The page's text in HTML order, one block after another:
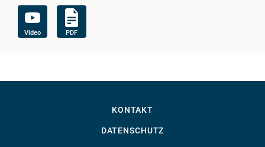
Video PDF
KONTAKT
DATENSCHUTZ